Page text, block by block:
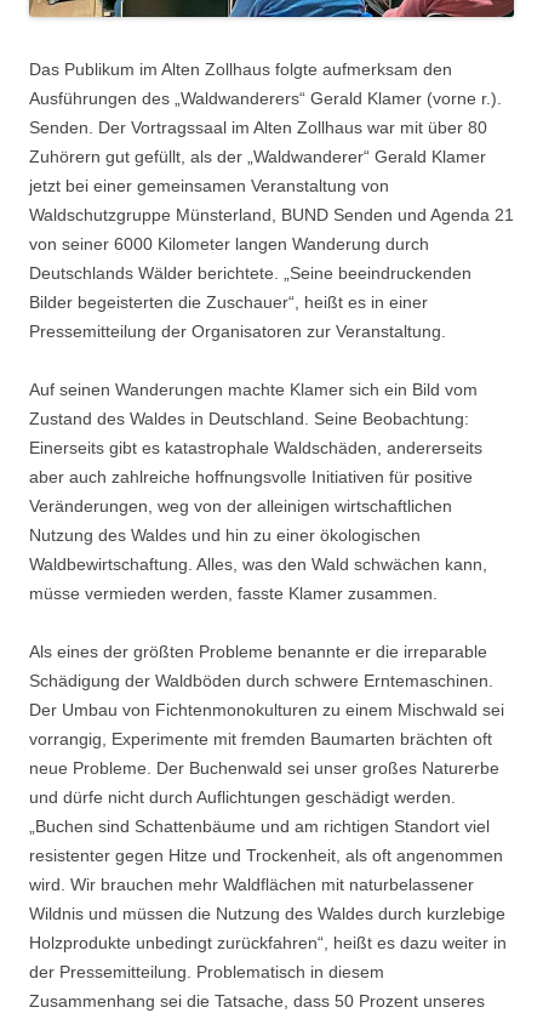
Das Publikum im Alten Zollhaus folgte aufmerksam den
Ausführungen des „Waldwanderers“ Gerald Klamer (vorne r.).
Senden. Der Vortragssaal im Alten Zollhaus war mit über 80
Zuhörern gut gefüllt, als der „Waldwanderer“ Gerald Klamer
jetzt bei einer gemeinsamen Veranstaltung von
Waldschutzgruppe Münsterland, BUND Senden und Agenda 21
von seiner 6000 Kilometer langen Wanderung durch
Deutschlands Wälder berichtete. „Seine beeindruckenden
Bilder begeisterten die Zuschauer“, heißt es in einer
Pressemitteilung der Organisatoren zur Veranstaltung.
Auf seinen Wanderungen machte Klamer sich ein Bild vom
Zustand des Waldes in Deutschland. Seine Beobachtung:
Einerseits gibt es katastrophale Waldschäden, andererseits
aber auch zahlreiche hoffnungsvolle Initiativen für positive
Veränderungen, weg von der alleinigen wirtschaftlichen
Nutzung des Waldes und hin zu einer ökologischen
Waldbewirtschaftung. Alles, was den Wald schwächen kann,
müsse vermieden werden, fasste Klamer zusammen.
Als eines der größten Probleme benannte er die irreparable
Schädigung der Waldböden durch schwere Erntemaschinen.
Der Umbau von Fichtenmonokulturen zu einem Mischwald sei
vorrangig, Experimente mit fremden Baumarten brächten oft
neue Probleme. Der Buchenwald sei unser großes Naturerbe
und dürfe nicht durch Auflichtungen geschädigt werden.
„Buchen sind Schattenbäume und am richtigen Standort viel
resistenter gegen Hitze und Trockenheit, als oft angenommen
wird. Wir brauchen mehr Waldflächen mit naturbelassener
Wildnis und müssen die Nutzung des Waldes durch kurzlebige
Holzprodukte unbedingt zurückfahren“, heißt es dazu weiter in
der Pressemitteilung. Problematisch in diesem
Zusammenhang sei die Tatsache, dass 50 Prozent unseres